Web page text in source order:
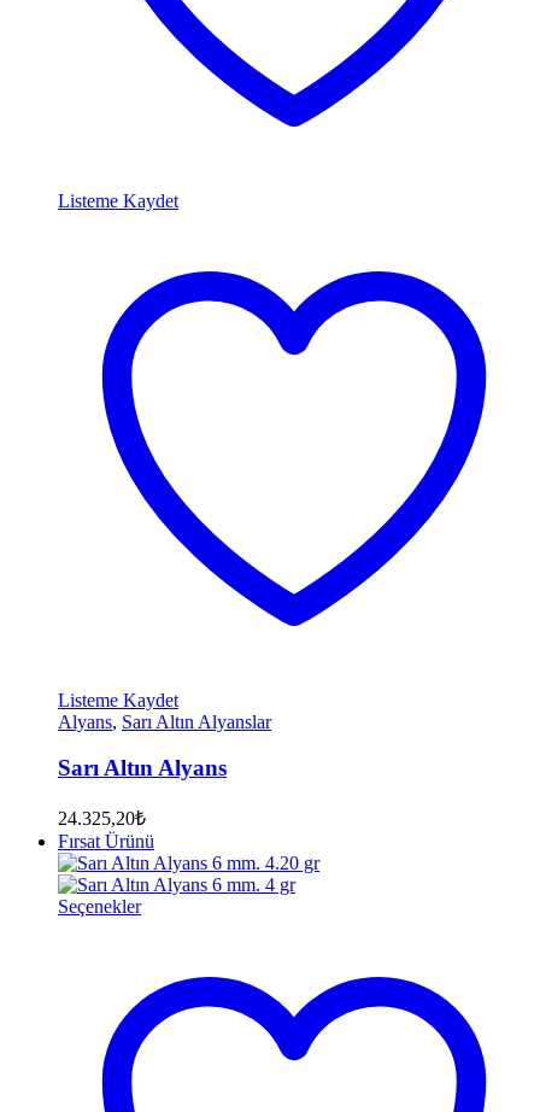
Listeme Kaydet
Listeme Kaydet
Alyans, Sarı Altın Alyanslar
Sarı Altın Alyans
24.325,20₺
Fırsat Ürünü
Seçenekler